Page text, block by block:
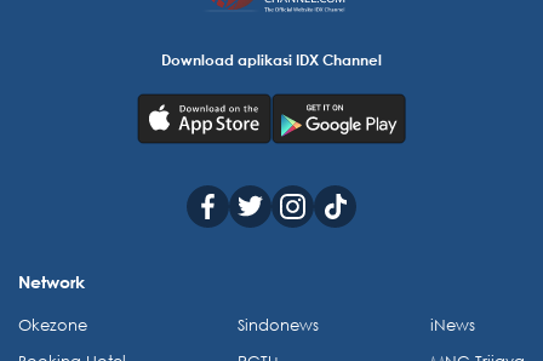
Download aplikasi IDX Channel
Network
Okezone
Sindonews
iNews